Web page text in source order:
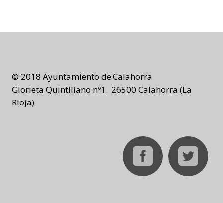
© 2018 Ayuntamiento de Calahorra
Glorieta Quintiliano nº1. 26500 Calahorra (La
Rioja)